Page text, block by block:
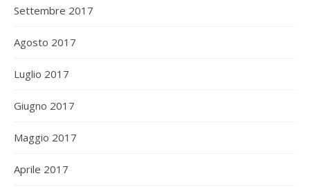
Settembre 2017
Agosto 2017
Luglio 2017
Giugno 2017
Maggio 2017
Aprile 2017